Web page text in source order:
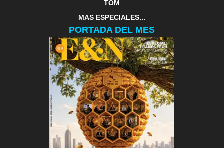
TOM
MAS ESPECIALES...
PORTADA DEL MES